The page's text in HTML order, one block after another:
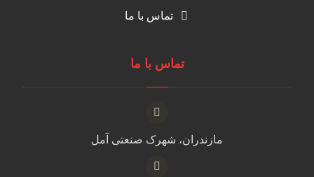
تماس با ما
تماس با ما
مازندران، شهرک صنعتی آمل